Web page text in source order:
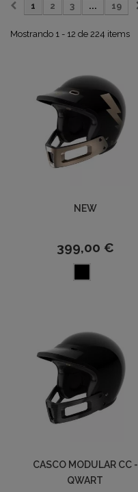
1 2 3 ... 19
Mostrando 1 - 12 de 224 items
NEW
399,00 €
CASCO MODULAR CC -
QWART